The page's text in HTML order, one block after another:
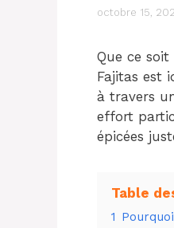
octobre 15,
Que ce
Fajitas est
à travers
effort
épicées
Table
1